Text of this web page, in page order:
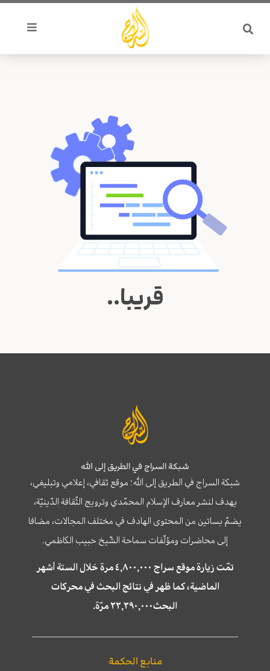
تخطي
المحتوى
قريبا..
شبكة السراج في الطريق إلى الله
شبكة السراج في الطريق إلى الله؛ موقع ثقافي، إعلامي وتبليغي،
يهدف لنشر معارف الإسلام المحمّدي وترويج الثّقافة الدّينيّة،
يضمّ بساتين من المحتوى الهادف في مختلف المجالات، مضافا
إلى محاضرات ومؤلّفات سماحة الشّيخ حبيب الكاظمي.
تمّت زيارة موقع سراج ٤,٨٠٠,٠٠٠ مرة خلال الستة أشهر
الماضية، كما ظهر في نتائج البحث في محركات
البحث٢٢,٢٩٠,٠٠٠ مرّة.
منابع الحكمة